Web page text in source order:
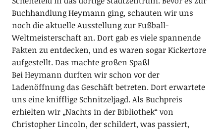
Buchhandlung Heymann ging, schauten wir uns
noch die aktuelle Ausstellung zur Fußball-
Weltmeisterschaft an. Dort gab es viele spannende
Fakten zu entdecken, und es waren sogar Kickertore
aufgestellt. Das machte großen Spaß!
Bei Heymann durften wir schon vor der
Ladenöffnung das Geschäft betreten. Dort erwartete
uns eine knifflige Schnitzeljagd. Als Buchpreis
erhielten wir „Nachts in der Bibliothek“ von
Christopher Lincoln, der schildert, was passiert,